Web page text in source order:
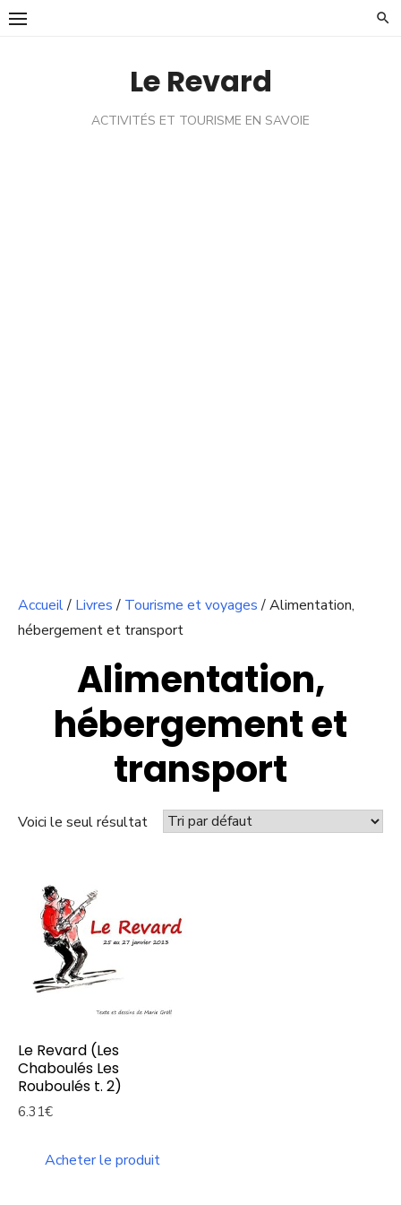
Skip
Le Revard
ACTIVITÉS ET TOURISME EN SAVOIE
Accueil/ Livres/ Tourisme et voyages/ Alimentation,
hébergement et transport
Alimentation,
hébergement et
transport
Voici le seul résultat
Le Revard (Les
Chaboulés Les
Rouboulés t. 2)
6.31€
Acheter le produit